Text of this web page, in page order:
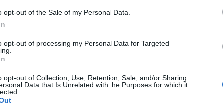
opt-out of the Sale of my Personal Data.
opt-out of processing my Personal Data for Targeted
opt-out of Collection, Use, Retention, Sale, and/or Sharing
Data that Is Unrelated with the Purposes for which it
no trata ni de coches ni de fútbol: habla
vivir y avanzar juntos
de Hyundai Motor España. “Colaboramos en
la movilidad sea más racional y respetuosa con el
club, Óscar Mayo, director general de ingresos y
ha afirmado que “
con este acuerdo, damos
movilidad más responsable y sostenible